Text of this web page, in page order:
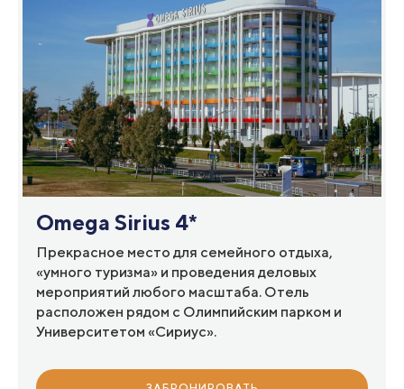
Omega Sirius 4*
Прекрасное место для семейного отдыха,
«умного туризма» и проведения деловых
мероприятий любого масштаба. Отель
расположен рядом с Олимпийским парком и
Университетом «Сириус».